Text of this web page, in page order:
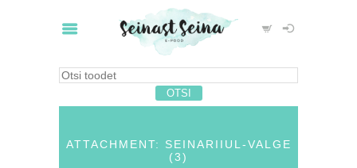
ATTACHMENT: SEINARIIUL-VALGE
(3)